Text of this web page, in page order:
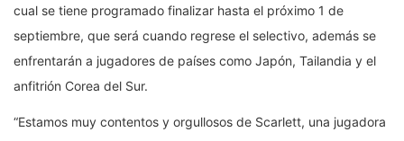
cual se tiene programado finalizar hasta el próximo 1 de
septiembre, que será cuando regrese el selectivo, además se
enfrentarán a jugadores de países como Japón, Tailandia y el
anfitrión Corea del Sur.
“Estamos muy contentos y orgullosos de Scarlett, una jugadora